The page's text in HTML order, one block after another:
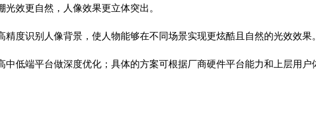
效更自然，人像效果更立体突出。
度识别人像背景，使人物能够在不同场景实现更炫酷且自然的光效效果。
低端平台做深度优化；具体的方案可根据厂商硬件平台能力和上层用户